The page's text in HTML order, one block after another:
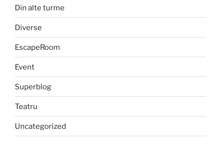
Din alte turme
Diverse
EscapeRoom
Event
Superblog
Teatru
Uncategorized